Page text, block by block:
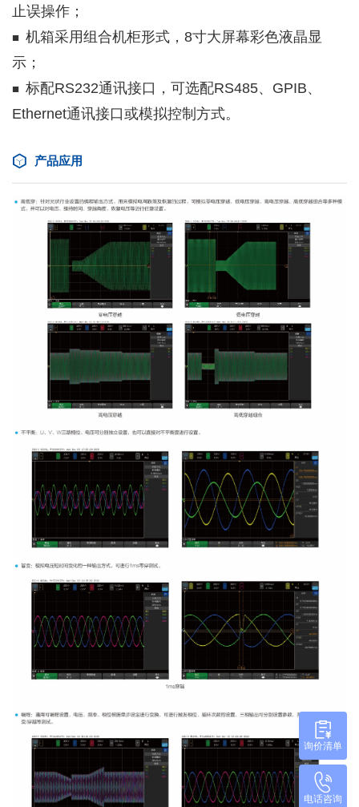
止误操作；
■ 机箱采用组合机柜形式，8寸大屏幕彩色液晶显
示；
■ 标配RS232通讯接口，可选配RS485、GPIB、
Ethernet通讯接口或模拟控制方式。
产品应用
询价清单
电话咨询